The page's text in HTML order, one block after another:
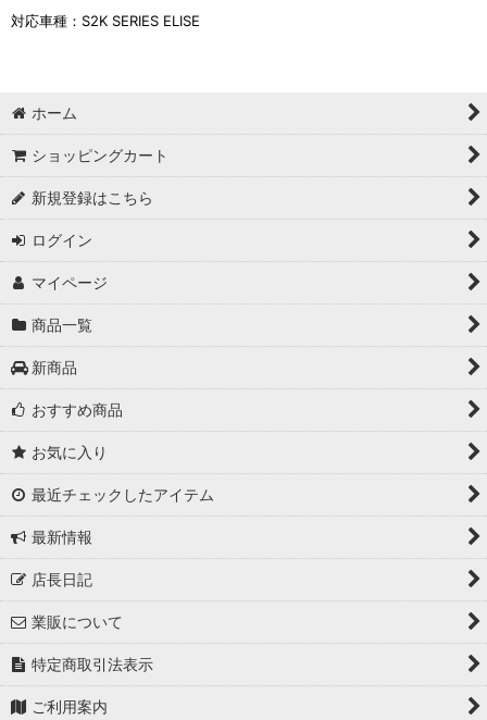
対応車種：S2K SERIES ELISE
ホーム
ショッピングカート
新規登録はこちら
ログイン
マイページ
商品一覧
新商品
おすすめ商品
お気に入り
最近チェックしたアイテム
最新情報
店長日記
業販について
特定商取引法表示
ご利用案内